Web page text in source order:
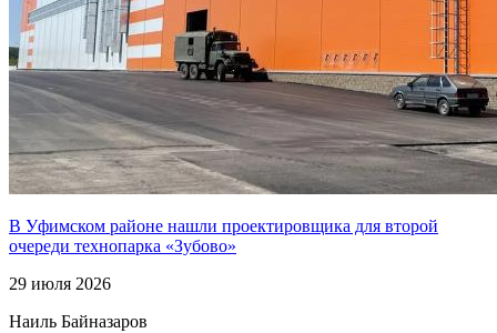
В Уфимском районе нашли проектировщика для второй
очереди технопарка «Зубово»
29 июля 2026
Наиль Байназаров